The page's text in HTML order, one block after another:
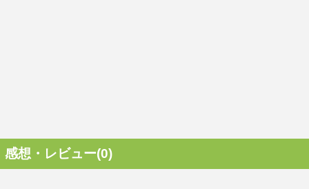
感想・レビュー(0)